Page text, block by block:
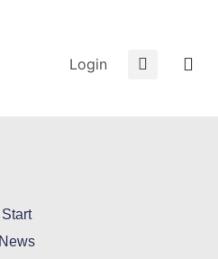
Login
Start
News